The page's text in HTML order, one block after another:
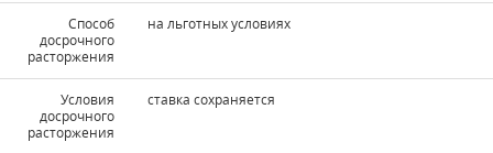
Способ
досрочного
расторжения
на льготных условиях
Условия
досрочного
расторжения
ставка сохраняется